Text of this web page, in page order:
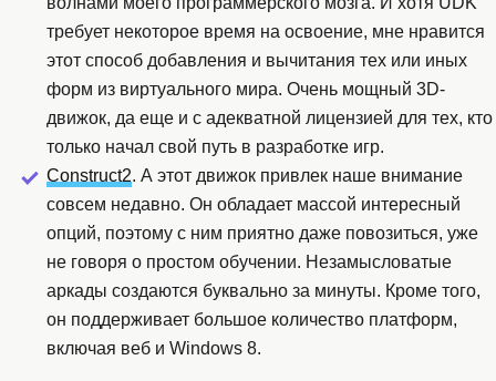
требует некоторое время на освоение, мне нравится
этот способ добавления и вычитания тех или иных
форм из виртуального мира. Очень мощный 3D-
движок, да еще и с адекватной лицензией для тех, кто
только начал свой путь в разработке игр.
Construct2. А этот движок привлек наше внимание
совсем недавно. Он обладает массой интересный
опций, поэтому с ним приятно даже повозиться, уже
не говоря о простом обучении. Незамысловатые
аркады создаются буквально за минуты. Кроме того,
он поддерживает большое количество платформ,
включая веб и Windows 8.